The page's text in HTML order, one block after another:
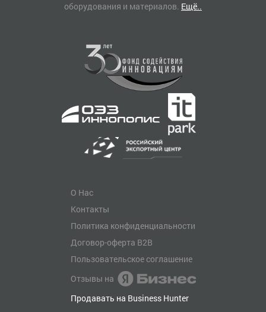
оборудования и материалов. Ещё..
О Нас
Контакты
Политика конфиденциальности
Договор-оферта B2B
Пользовательское соглашение
Отзывы на
Продавать на Business Hunter